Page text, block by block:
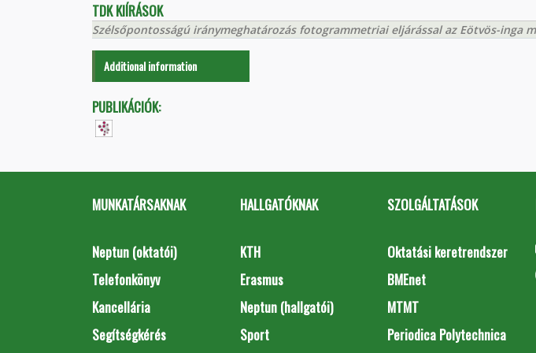
TDK KIÍRÁSOK
Szélsőpontosságú iránymeghatározás fotogrammetriai eljárással az Eötvös-inga
Additional information
PUBLIKÁCIÓK:
MUNKATÁRSAKNAK
Neptun (oktatói)
Telefonkönyv
Kancellária
Segítségkérés
HALLGATÓKNAK
KTH
Erasmus
Neptun (hallgatói)
Sport
SZOLGÁLTATÁSOK
Oktatási keretrendszer
BMEnet
MTMT
Periodica Polytechnica